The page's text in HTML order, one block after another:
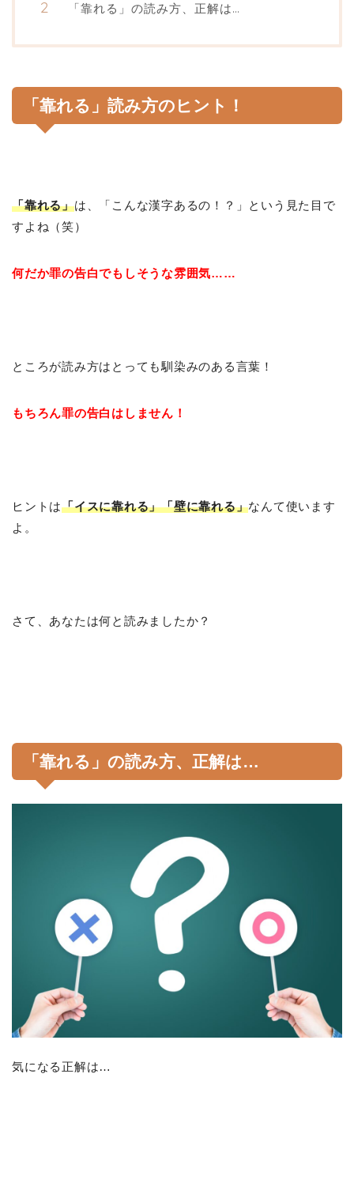
「靠れる」の読み方、正解は…
「靠れる」読み方のヒント！
「靠れる」は、「こんな漢字あるの！？」という見た目で
すよね（笑）
何だか罪の告白でもしそうな雰囲気……
ところが読み方はとっても馴染みのある言葉！
もちろん罪の告白はしません！
ヒントは「イスに靠れる」「壁に靠れる」なんて使います
よ。
さて、あなたは何と読みましたか？
「靠れる」の読み方、正解は…
気になる正解は…